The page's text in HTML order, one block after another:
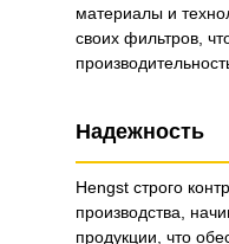
Надежность
материалы и
своих фильтров,
Hengst строго
производства,
продукции, что